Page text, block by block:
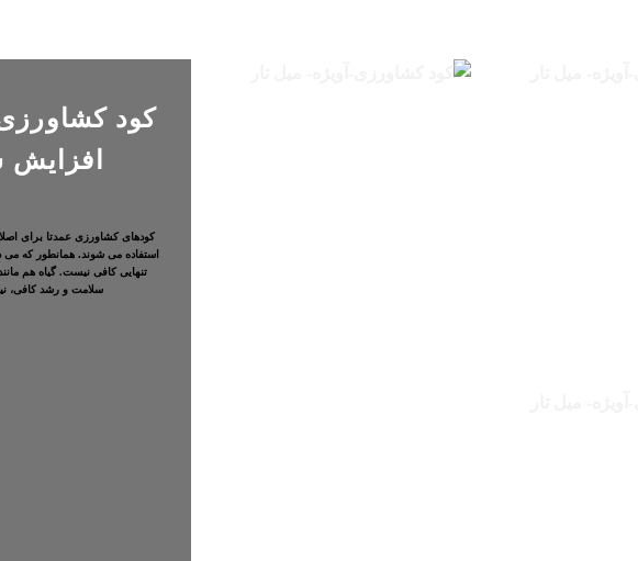
کود
کودهای کشاورزی عمدتا برای
استفاده می شوند. همانطور که می
تنهایی کافی نیست. گیاه هم
سلامت و رشد کافی،